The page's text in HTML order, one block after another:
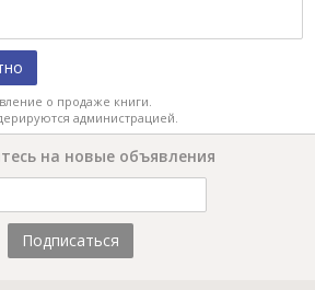
о продаже книги.
администрацией.
на новые объявления
Подписаться